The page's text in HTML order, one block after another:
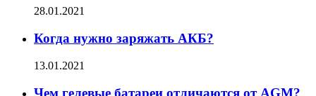
28.01.2021
Когда нужно заряжать АКБ?
13.01.2021
Чем гелевые батареи отличаются от AGM?